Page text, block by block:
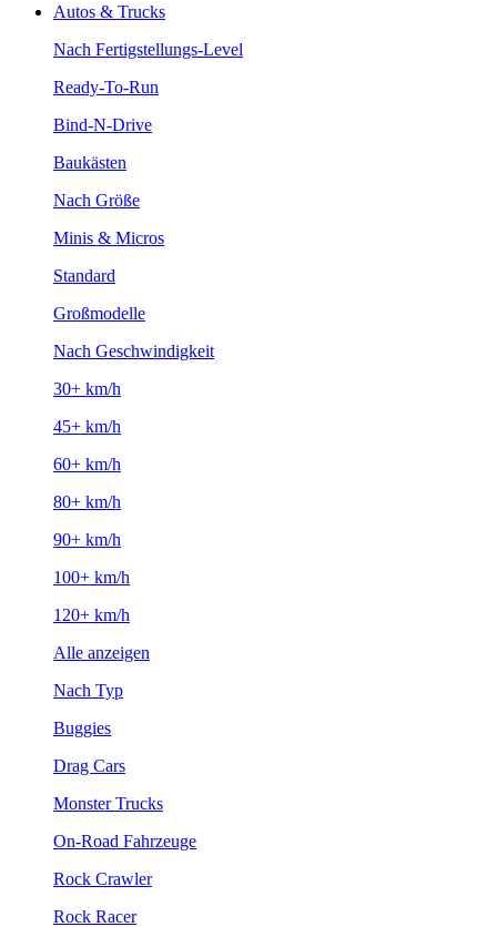
Autos & Trucks
Nach Fertigstellungs-Level
Ready-To-Run
Bind-N-Drive
Baukästen
Nach Größe
Minis & Micros
Standard
Großmodelle
Nach Geschwindigkeit
30+ km/h
45+ km/h
60+ km/h
80+ km/h
90+ km/h
100+ km/h
120+ km/h
Alle anzeigen
Nach Typ
Buggies
Drag Cars
Monster Trucks
On-Road Fahrzeuge
Rock Crawler
Rock Racer